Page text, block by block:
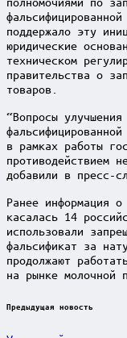
поддержало эту
юридические
техническом
правительства о
товаров.
“Вопросы
в рамках работы
противодействием
добавили в пресс-
Ранее информация о
касалась 14
использовали
фальсификат за
продолжают
на рынке молочной
Post
Предыдущая новость